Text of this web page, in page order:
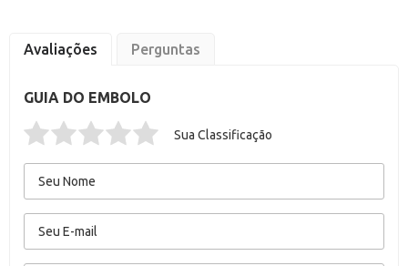
Avaliações Perguntas
GUIA DO EMBOLO
Sua Classificação